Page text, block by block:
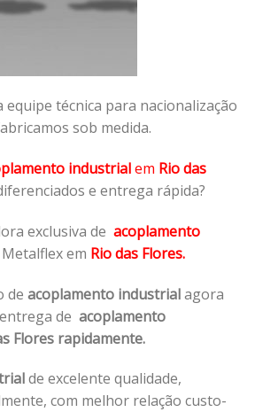
equipe técnica para nacionalização
sob medida.
industrialem Rio das
e entrega rápida?
exclusiva de acoplamento
em Rio das Flores.
de acoplamento industrialagora
de acoplamento
Flores rapidamente.
de excelente qualidade,
com melhor relação custo-